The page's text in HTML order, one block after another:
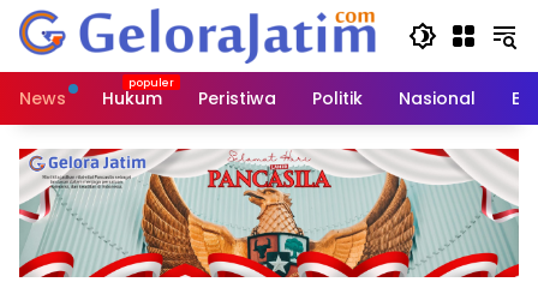
Langsung
konten
News
Hukum Peristiwa Politik Nasional